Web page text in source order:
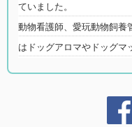
ていました。
動物看護師、愛玩動物飼養
はドッグアロマやドッグマ